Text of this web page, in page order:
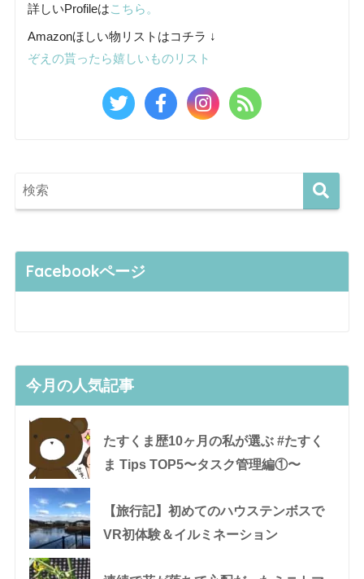
詳しいProfileはこちら。
Amazonほしい物リストはコチラ ↓
ぞえの貰ったら嬉しいものリスト
Facebookページ
今月の人気記事
たすくま歴10ヶ月の私が選ぶ #たすく
ま Tips TOP5〜タスク管理編①〜
【旅行記】初めてのハウステンボスで
VR初体験＆イルミネーション